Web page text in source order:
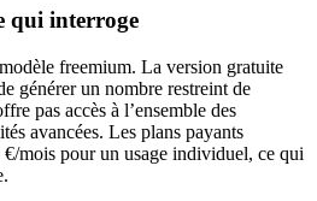
qui interroge
freemium. La version gratuite
générer un nombre restreint de
pas accès à l’ensemble des
avancées. Les plans payants
mois pour un usage individuel, ce qui